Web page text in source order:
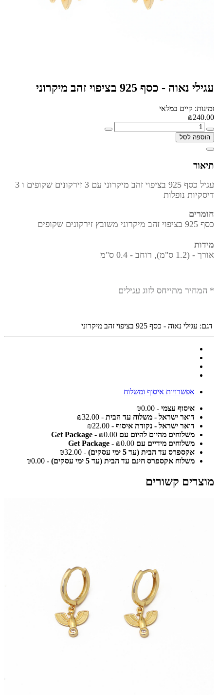
עגילי נאוה - כסף 925 בציפוי זהב מיקרוני
זמינות: קיים במלאי
₪240.00
הוספה לסל
תיאור
עגיל כסף 925 בציפוי זהב מיקרוני עם 3 זירקונים שקופים ו 3
דיסקיות נופלות
חומרים
כסף 925 בציפוי זהב מיקרוני משובץ זירקונים שקופים
מידות
אורך - (1.2 ס"מ), רוחב - 0.4 ס"מ
* המחיר מתייחס לזוג עגילים
דגם: עגילי נאוה - כסף 925 בציפוי זהב מיקרוני
אפשרויות איסוף ומשלוח
איסוף עצמי - ₪0.00
דואר ישראל - משלוח עד הבית - ₪32.00
דואר ישראל - נקודת איסוף - ₪22.00
משלוחים מהיום להיום עם Get Package - ₪0.00
משלוחים מידיים עם Get Package - ₪0.00
אקספרס עד הבית (עד 5 ימי עסקים)
- ₪32.00
משלוח אקספרס חינם עד הבית (עד 5 ימי עסקים)
- ₪0.00
מוצרים קשורים